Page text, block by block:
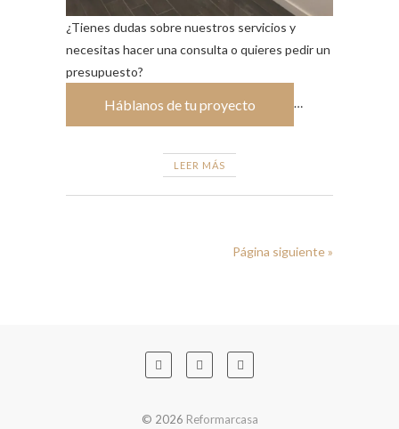
¿Tienes dudas sobre nuestros servicios y
necesitas hacer una consulta o quieres pedir un
presupuesto?
Háblanos de tu proyecto …
LEER MÁS
Página siguiente »
© 2026 Reformarcasa